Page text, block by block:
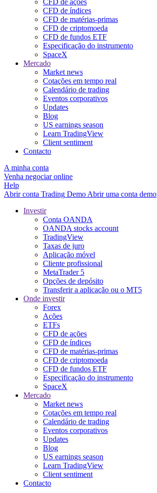
CFD de índices
CFD de matérias-primas
CFD de criptomoeda
CFD de fundos ETF
Especificação do instrumento
SpaceX
Mercado
Market news
Cotações em tempo real
Calendário de trading
Eventos corporativos
Updates
Blog
US earnings season
Learn TradingView
Client sentiment
Contacto
A minha conta
Venha negociar online
Help
Abrir conta Trading Demo Abrir uma conta demo
Investir
Conta OANDA
OANDA stocks account
TradingView
Taxas de juro
Aplicação móvel
Cliente profissional
MetaTrader 5
Opções de depósito
Transferir a aplicação ou o MT5
Onde investir
Forex
Ações
ETFs
CFD de ações
CFD de índices
CFD de matérias-primas
CFD de criptomoeda
CFD de fundos ETF
Especificação do instrumento
SpaceX
Mercado
Market news
Cotações em tempo real
Calendário de trading
Eventos corporativos
Updates
Blog
US earnings season
Learn TradingView
Client sentiment
Contacto